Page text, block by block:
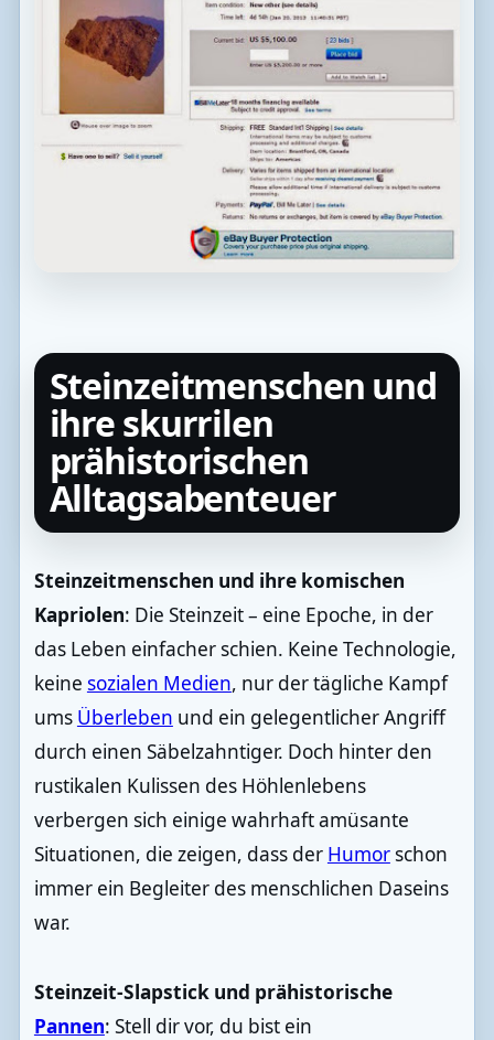
Steinzeitmenschen und
ihre skurrilen
prähistorischen
Alltagsabenteuer
Steinzeitmenschen und ihre komischen
Kapriolen: Die Steinzeit – eine Epoche, in der
das Leben einfacher schien. Keine Technologie,
keine sozialen Medien, nur der tägliche Kampf
ums Überleben und ein gelegentlicher Angriff
durch einen Säbelzahntiger. Doch hinter den
rustikalen Kulissen des Höhlenlebens
verbergen sich einige wahrhaft amüsante
Situationen, die zeigen, dass der Humorschon
immer ein Begleiter des menschlichen Daseins
war.
Steinzeit-Slapstick und prähistorische
Pannen: Stell dir vor, du bist ein